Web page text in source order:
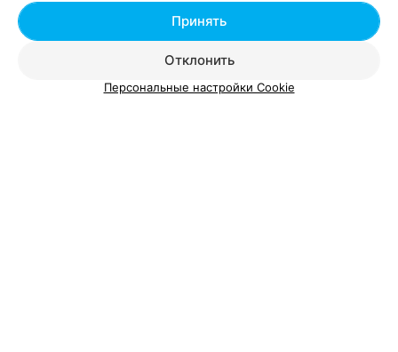
Добавить специалиста
Отклонить
Принять
Персональные настройки Cookie